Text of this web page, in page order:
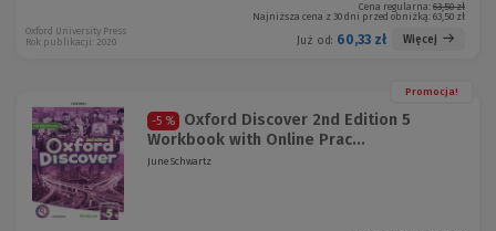
Cena regularna: 63,50 zł
Najniższa cena z 30 dni przed obniżką: 63,50 zł
Już od: 60,33 zł Więcej
Oxford University Press
Rok publikacji: 2020
Promocja!
-5 %
Oxford Discover 2nd Edition 5
Workbook with Online Prac...
June Schwartz